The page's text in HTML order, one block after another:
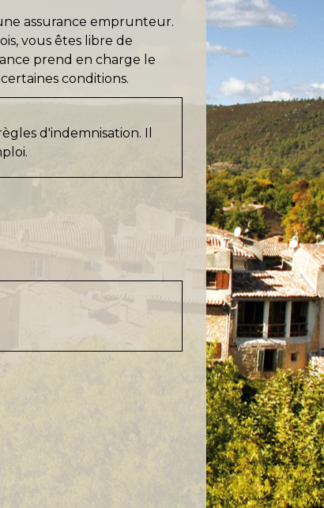
assurance emprunteur.
vous êtes libre de
prend en charge le
conditions.
d'indemnisation. Il